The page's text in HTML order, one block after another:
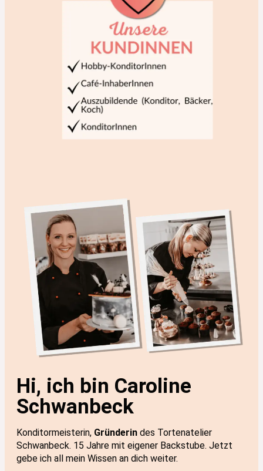
Hi, ich bin Caroline
Schwanbeck
Konditormeisterin, Gründerin des Tortenatelier
Schwanbeck. 15 Jahre mit eigener Backstube. Jetzt
gebe ich all mein Wissen an dich weiter.